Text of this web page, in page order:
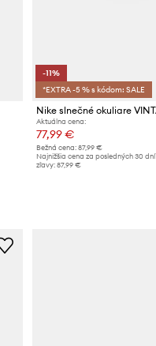
-11%
*EXTRA -5 % s kódom: SALE
Nike slnečné okuliare
Aktuálna cena:
77,99 €
Bežná cena: 87,99 €
Najnižšia cena za posledných 30
zľavy: 87,99 €